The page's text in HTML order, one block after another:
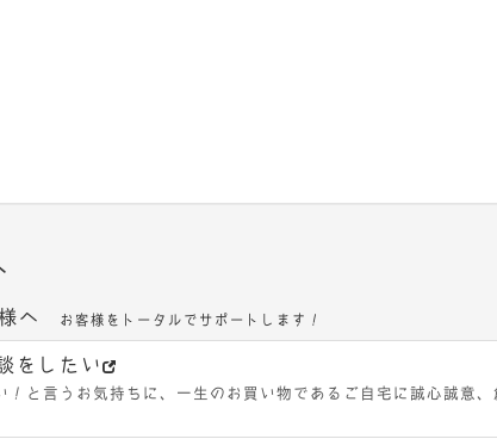
へ お客様をトータルでサポートします！
をしたい
！と言うお気持ちに、一生のお買い物であるご自宅に誠心誠意、